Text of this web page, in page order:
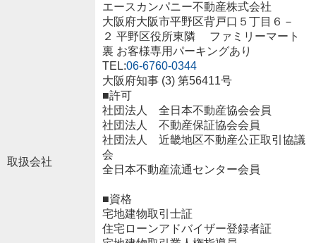
取扱会社
エースカンパニー不動産株式会社
大阪府大阪市平野区背戸口５丁目６－
２ 平野区役所東隣 ファミリーマート
裏 お客様専用パーキングあり
TEL:06-6760-0344
大阪府知事 (3) 第56411号
■許可
社団法人 全日本不動産協会会員
社団法人 不動産保証協会会員
社団法人 近畿地区不動産公正取引協議
会
全日本不動産流通センター会員
■資格
宅地建物取引士証
住宅ローンアドバイザー登録者証